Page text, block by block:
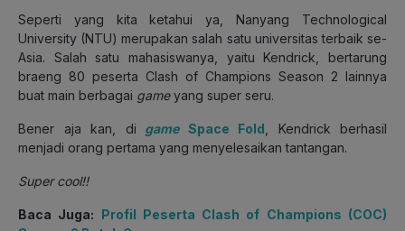
Seperti yang kita ketahui ya, Nanyang Technological
University (NTU) merupakan salah satu universitas terbaik se-
Asia. Salah satu mahasiswanya, yaitu Kendrick, bertarung
braeng 80 peserta Clash of Champions Season 2 lainnya
buat main berbagai game yang super seru.
Bener aja kan, di gameSpace Fold , Kendrick berhasil
menjadi orang pertama yang menyelesaikan tantangan.
Super cool!!
Baca Juga: Profil Peserta Clash of Champions (COC)